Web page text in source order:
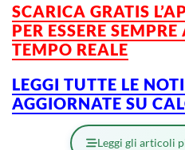
SCARICA GRATIS
PER ESSERE
TEMPO REALE
LEGGI TUTTE LE
AGGIORNATE SU
Leggi gli articoli